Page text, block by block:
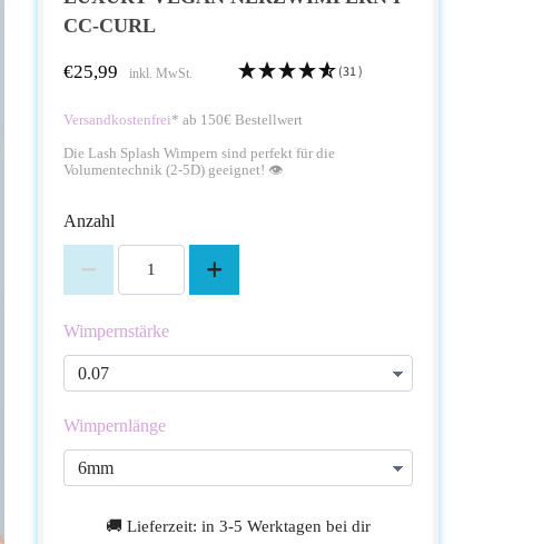
CC-CURL
€25,99 inkl. MwSt. (31 )
Versandkostenfrei* ab 150€ Bestellwert
Die Lash Splash Wimpern sind perfekt für die
Volumentechnik (2-5D) geeignet! 👁️
Anzahl
Wimpernstärke
Wimpernlänge
🚚 Lieferzeit: in 3-5 Werktagen bei dir